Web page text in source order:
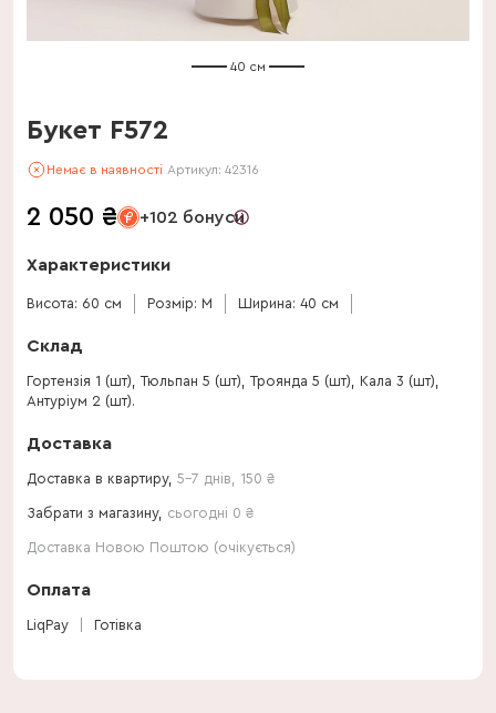
40 см
Букет F572
Немає в наявності Артикул: 42316
2 050 ₴ +102 бонуси
Характеристики
Висота: 60 см Розмір: M Ширина: 40 см
Склад
Гортензія 1 (шт), Тюльпан 5 (шт), Троянда 5 (шт), Кала 3 (шт),
Антуріум 2 (шт).
Доставка
Доставка в квартиру, 5-7 днів 150 ₴
Забрати з магазину, сьогодні 0 ₴
Доставка Новою Поштою (очікується)
Оплата
LiqPay Готівка